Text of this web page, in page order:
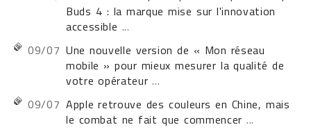
Buds 4 : la marque mise sur l'innovation
accessible ...
09/07 Une nouvelle version de « Mon réseau
mobile » pour mieux mesurer la qualité de
votre opérateur ...
09/07 Apple retrouve des couleurs en Chine, mais
le combat ne fait que commencer ...